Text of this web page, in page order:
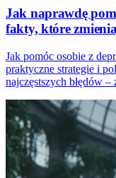
Jak naprawdę
fakty, które
Jak pomóc osobie z
praktyczne strategie i
najczęstszych błędów –